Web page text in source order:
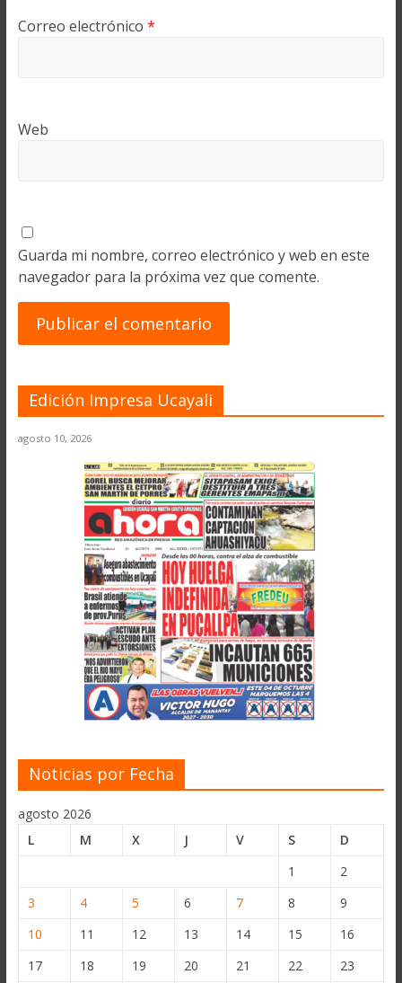
Correo electrónico *
Web
Guarda mi nombre, correo electrónico y web en este
navegador para la próxima vez que comente.
Edición Impresa Ucayali
agosto 10, 2026
Noticias por Fecha
agosto 2026
L
M X J V S
D
1
2
3
4 5 6 7 8
9
10
11 12 13 14 15
16
17
18 19 20 21 22
23